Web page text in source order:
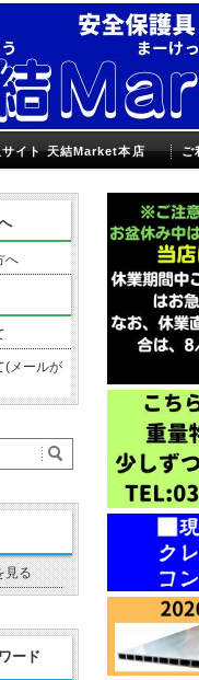
サイト 天結Market本店 ご
へ
(メールが
見る
ード